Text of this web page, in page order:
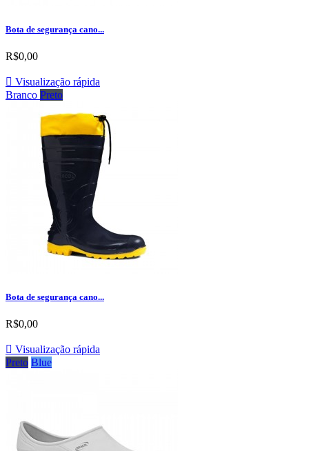
Bota de segurança cano...
R$0,00
 Visualização rápida
Branco Preto
Bota de segurança cano...
R$0,00
 Visualização rápida
Preto Blue